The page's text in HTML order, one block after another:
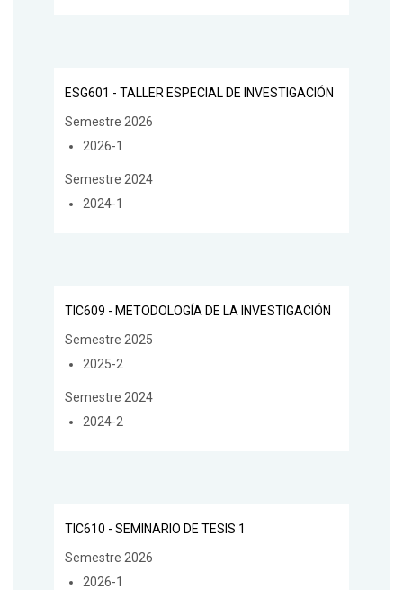
ESG601 - TALLER ESPECIAL DE INVESTIGACIÓN
Semestre 2026
2026-1
Semestre 2024
2024-1
TIC609 - METODOLOGÍA DE LA INVESTIGACIÓN
Semestre 2025
2025-2
Semestre 2024
2024-2
TIC610 - SEMINARIO DE TESIS 1
Semestre 2026
2026-1